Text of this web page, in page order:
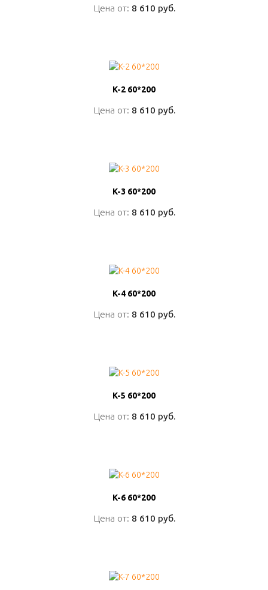
Цена от: 8 610 руб.
Цена от: 8 610 руб.
K-2 60*200
Цена от: 8 610 руб.
K-2 60*200
Цена от: 8 610 руб.
K-3 60*200
Цена от: 8 610 руб.
K-3 60*200
Цена от: 8 610 руб.
K-4 60*200
Цена от: 8 610 руб.
K-4 60*200
Цена от: 8 610 руб.
K-5 60*200
Цена от: 8 610 руб.
K-5 60*200
Цена от: 8 610 руб.
K-6 60*200
Цена от: 8 610 руб.
K-6 60*200
Цена от: 8 610 руб.